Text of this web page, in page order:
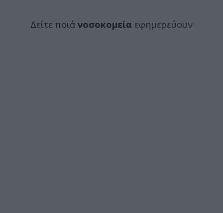
Δείτε ποιά νοσοκομεία εφημερεύουν